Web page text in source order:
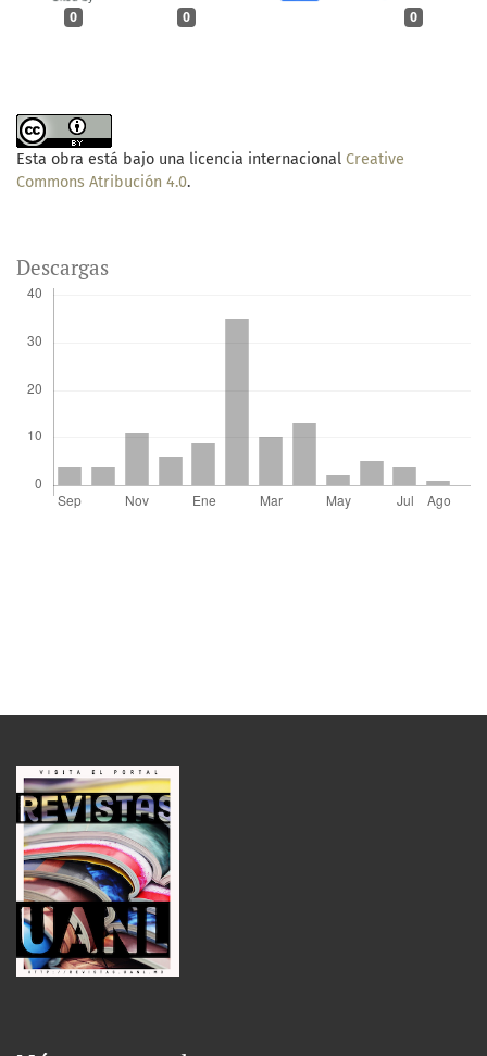
0 0 0
Esta obra está bajo una licencia internacional Creative
Commons Atribución 4.0.
Descargas